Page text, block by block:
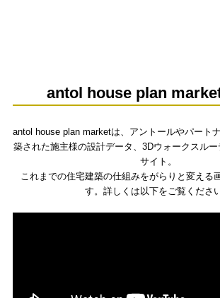
antol house plan
antol house plan marketは、 アントールやパート
築された施主様の設計データ、 3Dウォークスル
サイト。
これまでの住宅建築の仕組みをがらりと変える
す。詳しくは以下をご覧ください